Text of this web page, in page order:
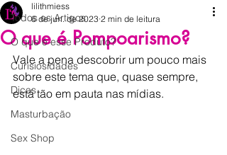
Todos os Artigos
O que é esse Produto?
Curisiosidades
Dicas
Masturbação
Sex Shop
O que é Pompoarismo?
lilithmiess
6 de jun. de 2023 2 min de leitura
Vale a pena descobrir um pouco mais
sobre este tema que, quase sempre,
está tão em pauta nas mídias.